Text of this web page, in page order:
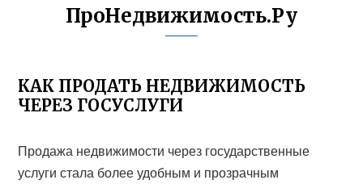
ПроНедвижимость.Ру
КАК ПРОДАТЬ НЕДВИЖИМОСТЬ
ЧЕРЕЗ ГОСУСЛУГИ
Продажа недвижимости через государственные
услуги стала более удобным и прозрачным